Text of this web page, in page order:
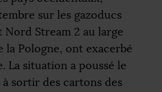
sur les gazoducs
Nord Stream 2 au large
la Pologne, ont exacerbé
La situation a poussé le
sortir des cartons des